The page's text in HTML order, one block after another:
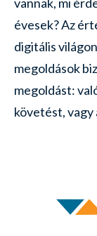
évesek? Az
digitális
megoldások
megoldást:
követést, vagy